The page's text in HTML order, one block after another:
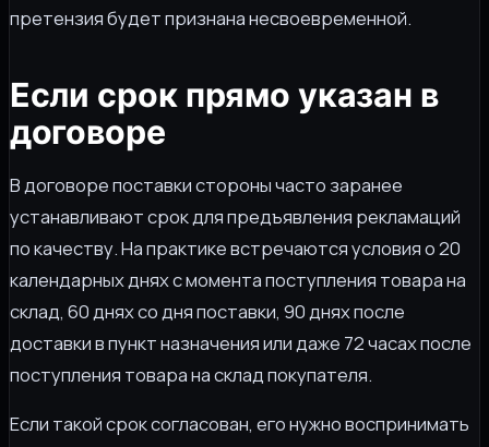
претензия будет признана несвоевременной.
Если срок прямо указан в
договоре
В договоре поставки стороны часто заранее
устанавливают срок для предъявления рекламаций
по качеству. На практике встречаются условия о 20
календарных днях с момента поступления товара на
склад, 60 днях со дня поставки, 90 днях после
доставки в пункт назначения или даже 72 часах после
поступления товара на склад покупателя.
Если такой срок согласован, его нужно воспринимать